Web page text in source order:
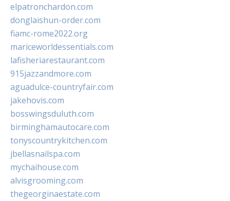
elpatronchardon.com
donglaishun-order.com
fiamc-rome2022.org
mariceworldessentials.com
lafisheriarestaurant.com
915jazzandmore.com
aguadulce-countryfair.com
jakehovis.com
bosswingsduluth.com
birminghamautocare.com
tonyscountrykitchen.com
jbellasnailspa.com
mychaihouse.com
alvisgrooming.com
thegeorginaestate.com